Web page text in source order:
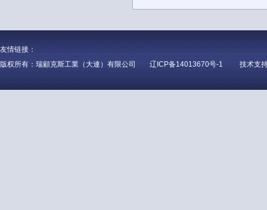
友情链接：
版权所有：瑞顧克斯工業（大連）有限公司
辽ICP备14013670号-1 技术支